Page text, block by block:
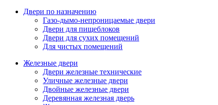
Двери по назначению
Газо-дымо-непроницаемые двери
Двери для пищеблоков
Двери для сухих помещений
Для чистых помещений
Железные двери
Двери железные технические
Уличные железные двери
Двойные железные двери
Деревянная железная дверь